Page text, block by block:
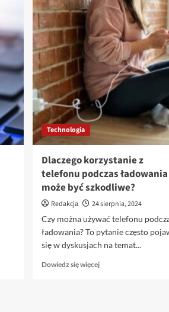
Technologia
Dlaczego korzystanie z
telefonu podczas ładowania
może być szkodliwe?
Redakcja
24 sierpnia, 2024
Czy można używać telefonu
ładowania? To pytanie często
się w dyskusjach na temat...
Dowiedz się więcejDowiedz